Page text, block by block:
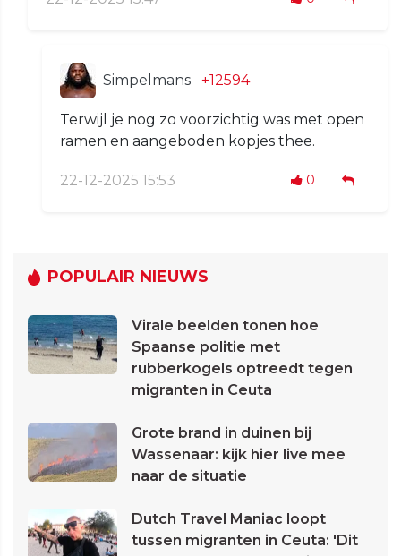
Simpelmans +12594
Terwijl je nog zo voorzichtig was met open
ramen en aangeboden kopjes thee.
22-12-2025 15:53 0
POPULAIR NIEUWS
Virale beelden tonen hoe
Spaanse politie met
rubberkogels optreedt tegen
migranten in Ceuta
Grote brand in duinen bij
Wassenaar: kijk hier live mee
naar de situatie
Dutch Travel Maniac loopt
tussen migranten in Ceuta: 'Dit